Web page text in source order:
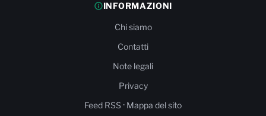
INFORMAZIONI
Chi siamo
Contatti
Note legali
Privacy
Feed RSS· Mappa del sito